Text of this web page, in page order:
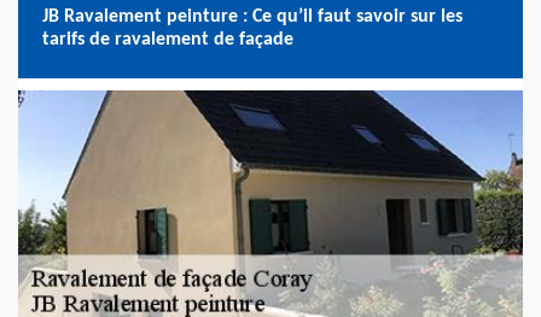
JB Ravalement peinture : Ce qu’il faut savoir sur les
tarifs de ravalement de façade